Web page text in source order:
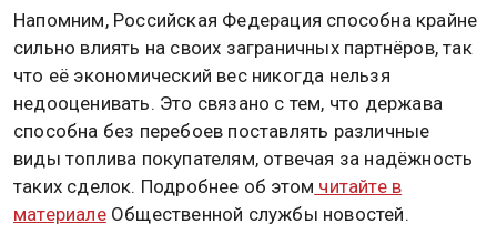
Напомним, Российская Федерация способна крайне
сильно влиять на своих заграничных партнёров, так
что её экономический вес никогда нельзя
недооценивать. Это связано с тем, что держава
способна без перебоев поставлять различные
виды топлива покупателям, отвечая за надёжность
таких сделок. Подробнее об этом читайте в
материалеОбщественной службы новостей.